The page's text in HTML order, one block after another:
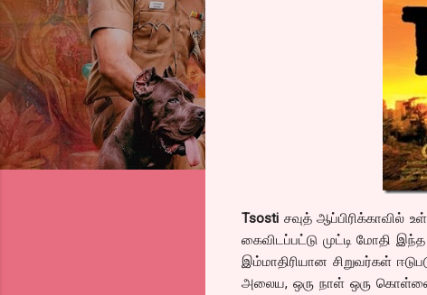
Tsosti சவுத் ஆப்பிரிக்காவில்
கைவிடப்பட்டு முட்டி மோதி
இம்மாதிரியான சிறுவர்கள்
அலைய, ஒரு நாள் ஒரு